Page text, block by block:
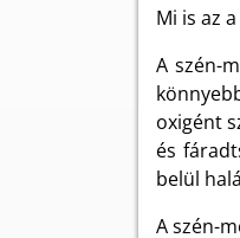
Mi is az
A szén-
oxigént
és
belül
A szén-